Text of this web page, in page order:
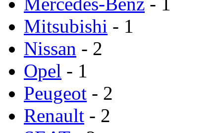
Mitsubishi - 1
Nissan - 2
Opel - 1
Peugeot - 2
Renault - 2